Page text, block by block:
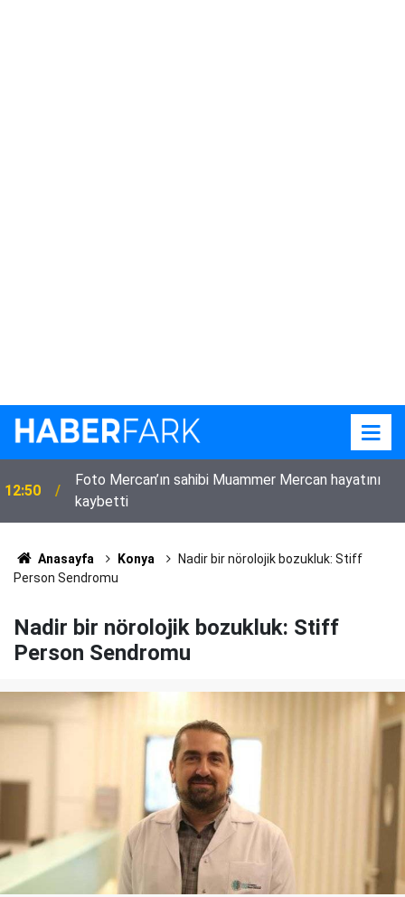
10:47
Mehir Vakfı’ndan Suriye’ye 80 milyon TL’lik düğün
desteği
Anasayfa Konya
Nadir bir nörolojik bozukluk: Stiff
Person Sendromu
Nadir bir nörolojik bozukluk: Stiff
Person Sendromu